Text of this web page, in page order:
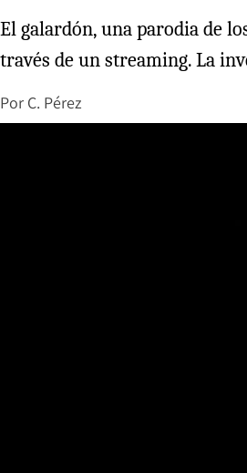
El galardón, una parodia de
través de un streaming. La
Por C. Pérez